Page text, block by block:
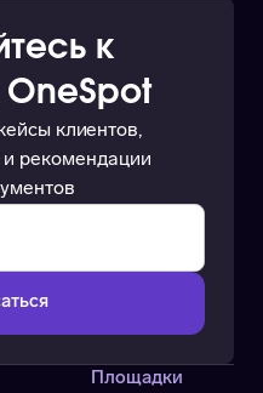
к
клиентов,
рекомендации
Площадки